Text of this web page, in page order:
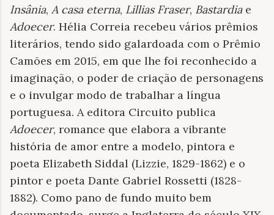
Insânia, A casa eterna, Lillias Fraser, Bastardiae
Adoecer. Hélia Correia recebeu vários prêmios
literários, tendo sido galardoada com o Prêmio
Camões em 2015, em que lhe foi reconhecido a
imaginação, o poder de criação de personagens
e o invulgar modo de trabalhar a língua
portuguesa. A editora Circuito publica
Adoecer, romance que elabora a vibrante
história de amor entre a modelo, pintora e
poeta Elizabeth Siddal (Lizzie, 1829-1862) e o
pintor e poeta Dante Gabriel Rossetti (1828-
1882). Como pano de fundo muito bem